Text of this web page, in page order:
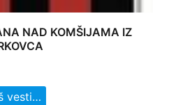
NAD KOMŠIJAMA IZ
vesti…